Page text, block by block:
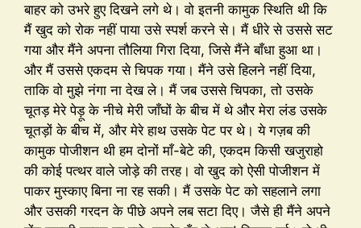
बाहर को उभरे हुए दिखने लगे थे। वो इतनी कामुक स्थिति थी कि
मैं खुद को रोक नहीं पाया उसे स्पर्श करने से। मैं धीरे से उससे सट
गया और मैंने अपना तौलिया गिरा दिया, जिसे मैंने बाँधा हुआ था।
और मैं उससे एकदम से चिपक गया। मैंने उसे हिलने नहीं दिया,
ताकि वो मुझे नंगा ना देख ले। मैं जब उससे चिपका, तो उसके
चूतड़ मेरे पेड़ू के नीचे मेरी जाँघों के बीच में थे और मेरा लंड उसके
चूतड़ों के बीच में, और मेरे हाथ उसके पेट पर थे। ये गज़ब की
कामुक पोजीशन थी हम दोनों माँ-बेटे की, एकदम किसी खजुराहो
की कोई पत्थर वाले जोड़े की तरह। वो खुद को ऐसी पोजीशन में
पाकर मुस्काए बिना ना रह सकी। मैं उसके पेट को सहलाने लगा
और उसकी गरदन के पीछे अपने लब सटा दिए। जैसे ही मैंने अपने